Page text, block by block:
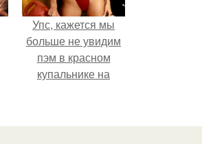
Упс, кажется мы
больше не увидим
пэм в красном
купальнике на